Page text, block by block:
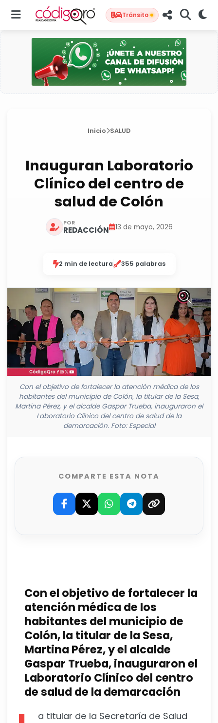
Tránsito
Inicio SALUD
Inauguran Laboratorio
Clínico del centro de
salud de Colón
POR
REDACCIÓN 13 de mayo, 2026
2 min de lectura 355 palabras
Con el objetivo de fortalecer la atención médica de los
habitantes del municipio de Colón, la titular de la Sesa,
Martina Pérez, y el alcalde Gaspar Trueba, inauguraron el
Laboratorio Clínico del centro de salud de la
demarcación. Foto: Especial
COMPARTE ESTA NOTA
Con el objetivo de fortalecer la
atención médica de los
habitantes del municipio de
Colón, la titular de la Sesa,
Martina Pérez, y el alcalde
Gaspar Trueba, inauguraron el
Laboratorio Clínico del centro
de salud de la demarcación
a titular de la Secretaría de Salud